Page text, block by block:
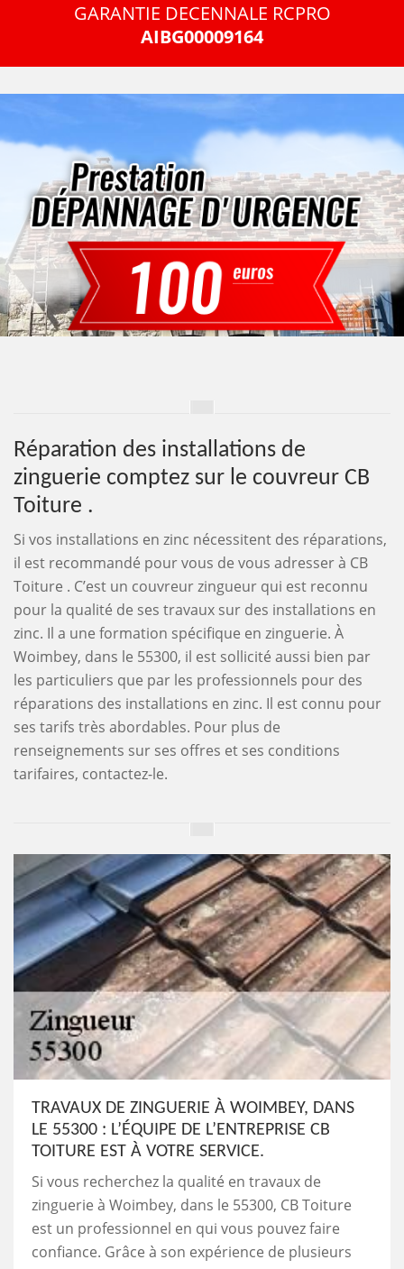
GARANTIE DECENNALE RCPRO
AIBG00009164
Réparation des installations de
zinguerie comptez sur le couvreur CB
Toiture .
Si vos installations en zinc nécessitent des réparations,
il est recommandé pour vous de vous adresser à CB
Toiture . C’est un couvreur zingueur qui est reconnu
pour la qualité de ses travaux sur des installations en
zinc. Il a une formation spécifique en zinguerie. À
Woimbey, dans le 55300, il est sollicité aussi bien par
les particuliers que par les professionnels pour des
réparations des installations en zinc. Il est connu pour
ses tarifs très abordables. Pour plus de
renseignements sur ses offres et ses conditions
tarifaires, contactez-le.
TRAVAUX DE ZINGUERIE À WOIMBEY, DANS
LE 55300 : L’ÉQUIPE DE L’ENTREPRISE CB
TOITURE EST À VOTRE SERVICE.
Si vous recherchez la qualité en travaux de
zinguerie à Woimbey, dans le 55300, CB Toiture
est un professionnel en qui vous pouvez faire
confiance. Grâce à son expérience de plusieurs